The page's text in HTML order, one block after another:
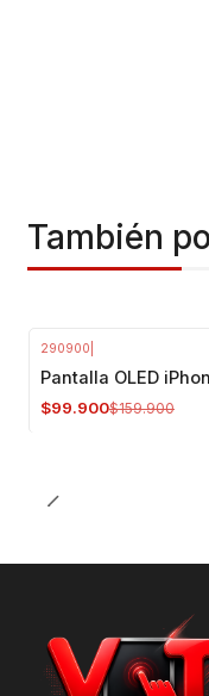
También
290900
Pantalla OLED
$99.900$159.900